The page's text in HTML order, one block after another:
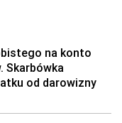
na konto
Skarbówka
od darowizny